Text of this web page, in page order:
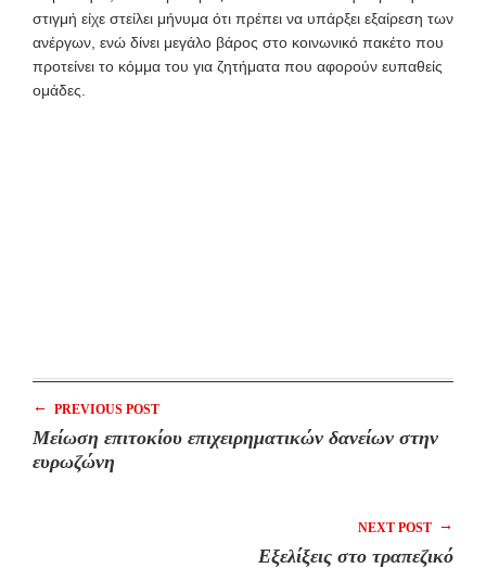
στιγμή είχε στείλει μήνυμα ότι πρέπει να υπάρξει εξαίρεση των
ανέργων, ενώ δίνει μεγάλο βάρος στο κοινωνικό πακέτο που
προτείνει το κόμμα του για ζητήματα που αφορούν ευπαθείς
ομάδες.
← PREVIOUS POST
Μείωση επιτοκίου επιχειρηματικών δανείων στην
ευρωζώνη
NEXT POST →
Εξελίξεις στο τραπεζικό